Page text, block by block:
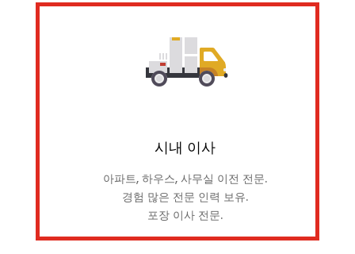
시내 이사
아파트, 하우스, 사무실 이전 전문.
경험 많은 전문 인력 보유.
포장 이사 전문.